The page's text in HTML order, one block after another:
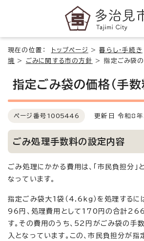
現在の位置： トップページ >暮らし・手続き
境 > ごみに関する市の方針 >指定ごみ袋の
指定ごみ袋の価格（手数
ページ番号 1005446 更新日 令和8年
ごみ処理手数料の設定内容
ごみ処理にかかる費用は、「市民負担分」
なっています。
指定ごみ袋大1袋（4.6kg）を処理するに
96円、処理費用として170円の合計266
す。その費用のうち、52円がごみ袋の手
入となっています。この、市民負担分が